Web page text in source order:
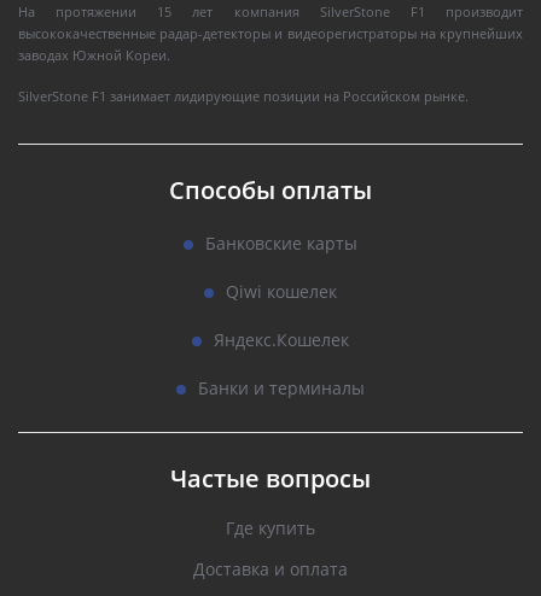
На протяжении 15 лет компания SilverStone F1 производит
высококачественные радар-детекторы и видеорегистраторы на крупнейших
заводах Южной Кореи.
SilverStone F1 занимает лидирующие позиции на Российском рынке.
Способы оплаты
Банковские карты
Qiwi кошелек
Яндекс.Кошелек
Банки и терминалы
Частые вопросы
Где купить
Доставка и оплата